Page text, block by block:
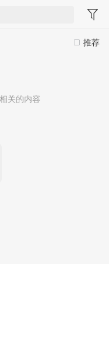
推荐
关的内容